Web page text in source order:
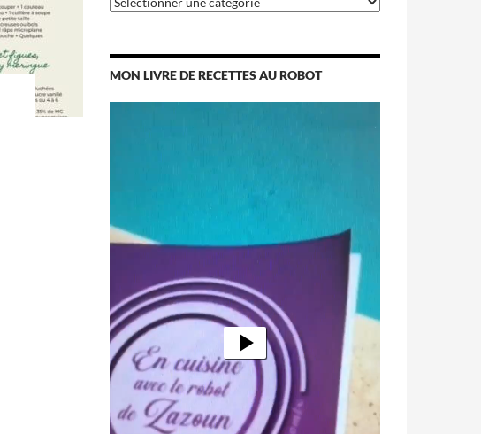
MON LIVRE DE RECETTES AU ROBOT